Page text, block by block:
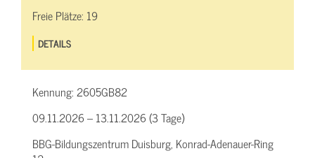
Freie Plätze: 19
DETAILS
Kennung:2605GB82
09.11.2026 – 13.11.2026 (3 Tage)
BBG-Bildungszentrum Duisburg, Konrad-Adenauer-Ring